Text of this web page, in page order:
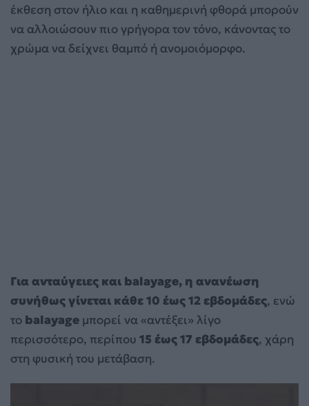
έκθεση στον ήλιο και η καθημερινή φθορά μπορούν
να αλλοιώσουν πιο γρήγορα τον τόνο, κάνοντας το
χρώμα να δείχνει θαμπό ή ανομοιόμορφο.
Για ανταύγειες και balayage, η ανανέωση
συνήθως γίνεται κάθε 10 έως 12 εβδομάδες, ενώ
το balayage μπορεί να «αντέξει» λίγο
περισσότερο, περίπου 15 έως 17 εβδομάδες, χάρη
στη φυσική του μετάβαση.